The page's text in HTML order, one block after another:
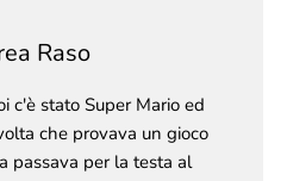
Raso
c'è stato Super Mario ed
che provava un gioco
passava per la testa al